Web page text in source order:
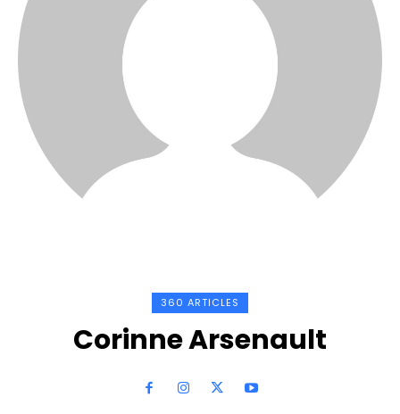
360 ARTICLES
Corinne Arsenault